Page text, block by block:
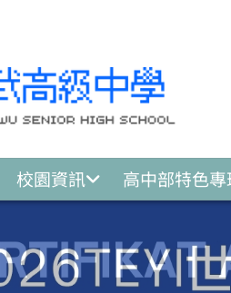
校園資訊 高中部特色專